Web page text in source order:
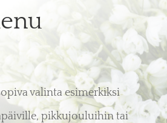
valinta esimerkiksi
pikkujouluihin tai